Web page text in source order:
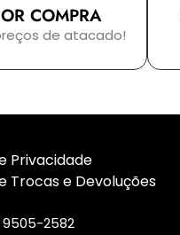
COMPRA
de atacado!
Privacidade
Trocas e Devoluções
9505-2582